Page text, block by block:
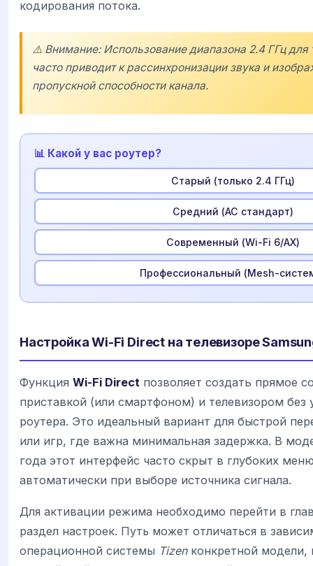
кодирования потока.
⚠️ Внимание: Использование диапазона 2.4 ГГц для
часто приводит к рассинхронизации звука и
пропускной способности канала.
📊 Какой у вас роутер?
Старый (только 2.4 ГГц)
Средний (AC стандарт)
Современный (Wi-Fi 6/AX)
Профессиональный (Mesh-
Настройка Wi-Fi Direct на телевизоре
Функция Wi-Fi Direct позволяет создать прямое
приставкой (или смартфоном) и телевизором без
роутера. Это идеальный вариант для быстрой
или игр, где важна минимальная задержка. В
года этот интерфейс часто скрыт в глубоких
автоматически при выборе источника сигнала.
Для активации режима необходимо перейти в
раздел настроек. Путь может отличаться в
операционной системы Tizenконкретной модели,